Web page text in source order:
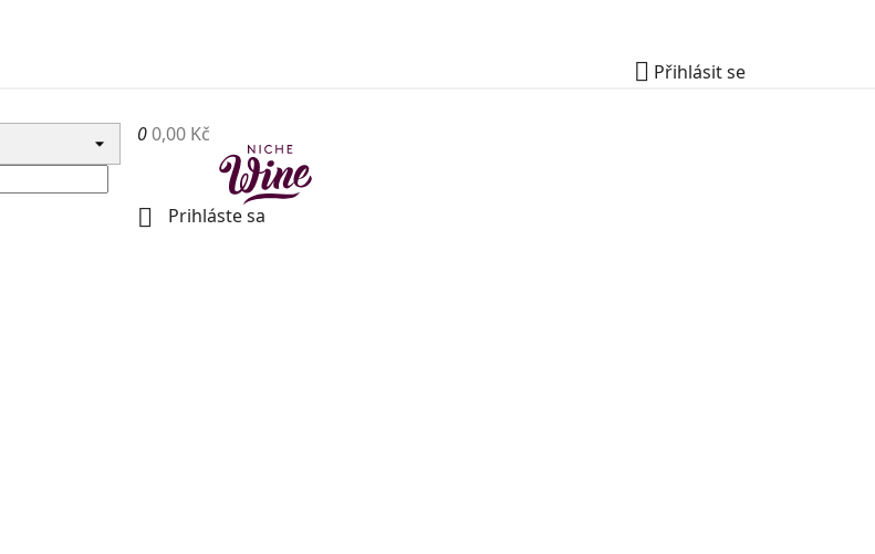
 Přihlásit se
00,00 Kč
 Prihláste sa